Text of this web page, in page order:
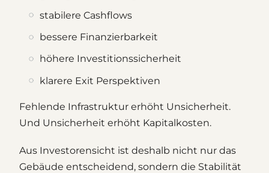
stabilere Cashflows
bessere Finanzierbarkeit
höhere Investitionssicherheit
klarere Exit Perspektiven
Fehlende Infrastruktur erhöht Unsicherheit.
Und Unsicherheit erhöht Kapitalkosten.
Aus Investorensicht ist deshalb nicht nur das
Gebäude entscheidend, sondern die Stabilität